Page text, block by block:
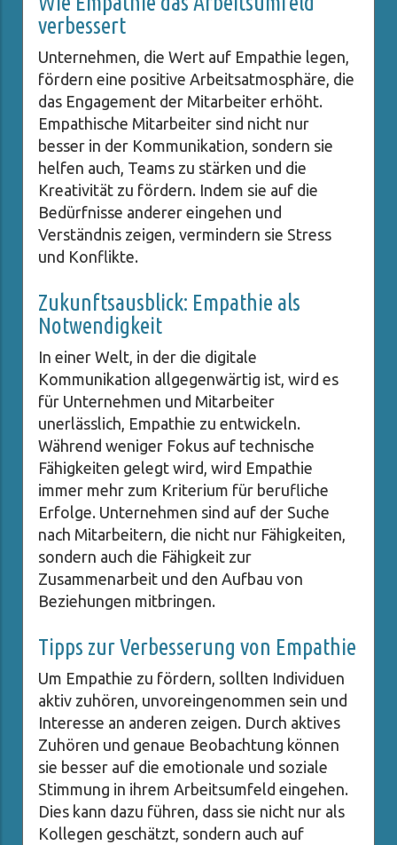
verbessert
Unternehmen, die Wert auf Empathie legen,
fördern eine positive Arbeitsatmosphäre, die
das Engagement der Mitarbeiter erhöht.
Empathische Mitarbeiter sind nicht nur
besser in der Kommunikation, sondern sie
helfen auch, Teams zu stärken und die
Kreativität zu fördern. Indem sie auf die
Bedürfnisse anderer eingehen und
Verständnis zeigen, vermindern sie Stress
und Konflikte.
Zukunftsausblick: Empathie als
Notwendigkeit
In einer Welt, in der die digitale
Kommunikation allgegenwärtig ist, wird es
für Unternehmen und Mitarbeiter
unerlässlich, Empathie zu entwickeln.
Während weniger Fokus auf technische
Fähigkeiten gelegt wird, wird Empathie
immer mehr zum Kriterium für berufliche
Erfolge. Unternehmen sind auf der Suche
nach Mitarbeitern, die nicht nur Fähigkeiten,
sondern auch die Fähigkeit zur
Zusammenarbeit und den Aufbau von
Beziehungen mitbringen.
Tipps zur Verbesserung von Empathie
Um Empathie zu fördern, sollten Individuen
aktiv zuhören, unvoreingenommen sein und
Interesse an anderen zeigen. Durch aktives
Zuhören und genaue Beobachtung können
sie besser auf die emotionale und soziale
Stimmung in ihrem Arbeitsumfeld eingehen.
Dies kann dazu führen, dass sie nicht nur als
Kollegen geschätzt, sondern auch auf